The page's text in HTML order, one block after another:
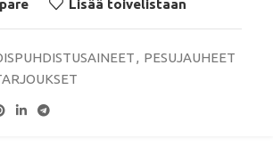
Lisää toivelistaan
, PESUJAUHEET